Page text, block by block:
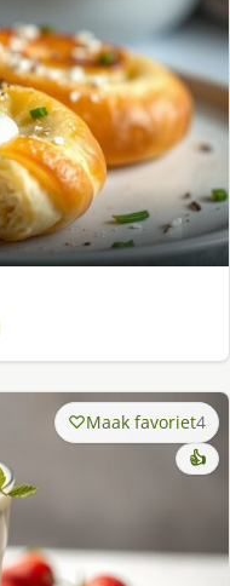
Maak favoriet4
👍